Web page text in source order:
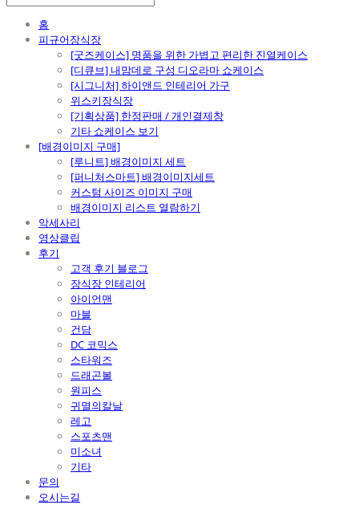
홈
피규어장식장
[굿즈케이스] 명품을 위한 가볍고 편리한 진열케이스
[디큐브] 내맘데로 구성 디오라마 쇼케이스
[시그니처] 하이앤드 인테리어 가구
위스키장식장
[기획상품] 한정판매 / 개인결제창
기타 쇼케이스 보기
[배경이미지 구매]
[루니트] 배경이미지 세트
[퍼니처스마트] 배경이미지세트
커스텀 사이즈 이미지 구매
배경이미지 리스트 열람하기
악세사리
영상클립
후기
고객 후기 블로그
장식장 인테리어
아이언맨
마블
건담
DC 코믹스
스타워즈
드래곤볼
원피스
귀멸의칼날
레고
스포츠맨
미소녀
기타
문의
오시는길